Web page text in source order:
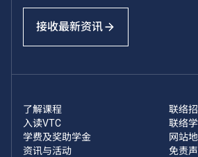
接收最新资讯
了解课程
入读VTC
学费及奖助学金
资讯与活动
联络
联络
网站
免责